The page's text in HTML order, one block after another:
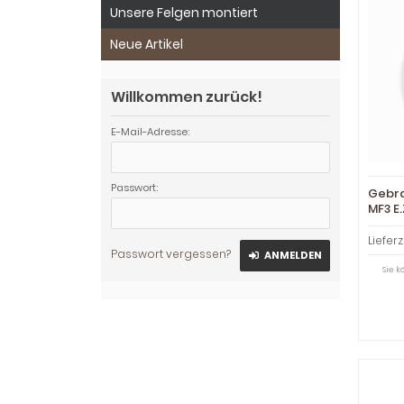
MF3
circa
Sie
Unsere Felgen montiert
Neue Artikel
Willkommen zurück!
E-Mail-Adresse:
Passwort:
Passwort vergessen? ANMELDEN